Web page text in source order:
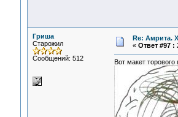
Гриша
Старожил
Сообщений: 512
Re: Амрита.
« Ответ #97 :
Вот макет торового